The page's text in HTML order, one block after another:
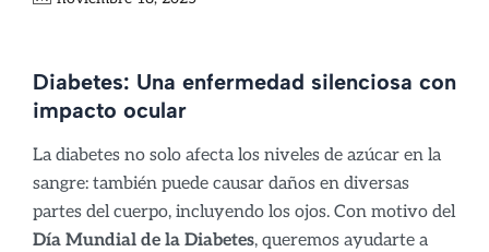
Diabetes: Una enfermedad silenciosa con
impacto ocular
La diabetes no solo afecta los niveles de azúcar en la
sangre: también puede causar daños en diversas
partes del cuerpo, incluyendo los ojos. Con motivo del
Día Mundial de la Diabetes, queremos ayudarte a